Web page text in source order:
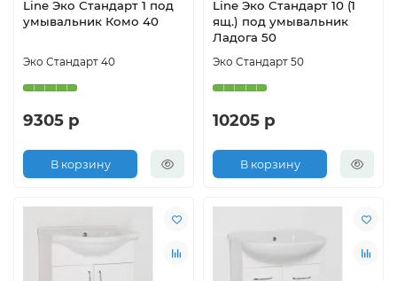
Line Эко Стандарт 1 под
умывальник Комо 40
Эко Стандарт 40
9305 р
В корзину
Line Эко Стандарт 10 (1
ящ.) под умывальник
Ладога 50
Эко Стандарт 50
10205 р
В корзину